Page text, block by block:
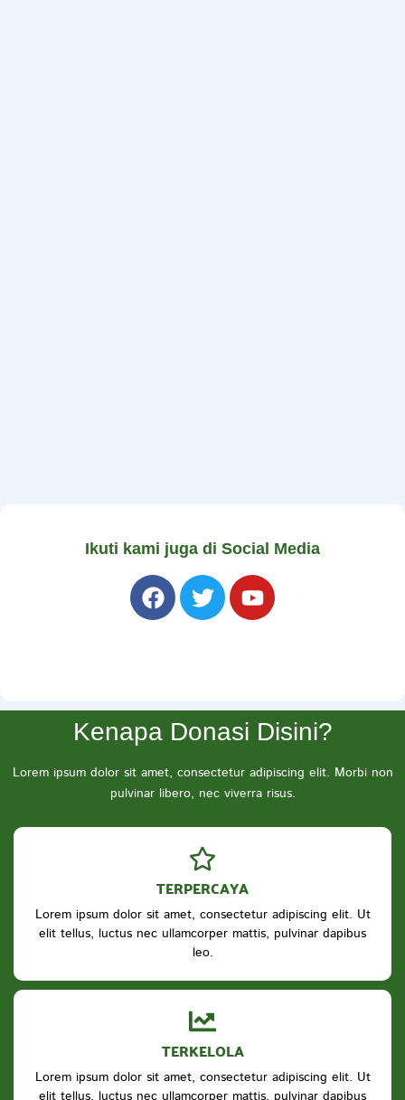
Ikuti kami juga di Social Media
Kenapa Donasi Disini?
Lorem ipsum dolor sit amet, consectetur adipiscing elit. Morbi non
pulvinar libero, nec viverra risus.
TERPERCAYA
Lorem ipsum dolor sit amet, consectetur adipiscing elit. Ut
elit tellus, luctus nec ullamcorper mattis, pulvinar dapibus
leo.
TERKELOLA
Lorem ipsum dolor sit amet, consectetur adipiscing elit. Ut